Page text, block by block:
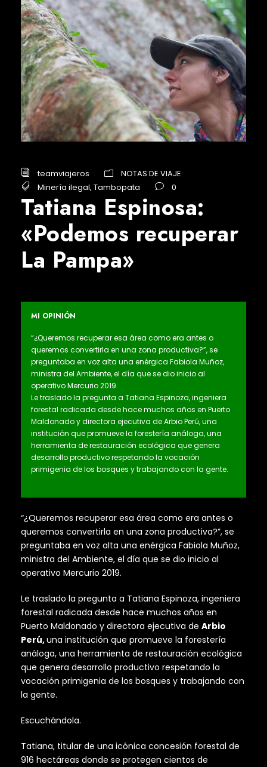
teamviajeros
NOTAS DE VIAJE
Minería ilegal, Tambopata 0
Tatiana Espinosa:
«Podemos recuperar
La Pampa»
MI OPINIÓN
“¿Queremos recuperar esa área como era antes o
queremos convertirla en una zona productiva?”, se
preguntaba en voz alta una enérgica Fabiola Muñoz,
ministra del Ambiente, el día que se dio inicio al
operativo Mercurio 2019.
Le traslado la pregunta a Tatiana Espinoza, ingeniera
forestal radicada desde hace muchos años en Puerto
Maldonado y directora ejecutiva de Arbio Perú, una
institución que promueve la forestería análoga, una
herramienta de restauración ecológica que genera
desarrollo productivo respetando la vocación
primigenia de los bosques y trabajando con la gente.
“¿Queremos recuperar esa área como era antes o
queremos convertirla en una zona productiva?”, se
preguntaba en voz alta una enérgica Fabiola Muñoz,
ministra del Ambiente, el día que se dio inicio al
operativo Mercurio 2019.
Le traslado la pregunta a Tatiana Espinoza, ingeniera
forestal radicada desde hace muchos años en
Puerto Maldonado y directora ejecutiva de Arbio
Perú,una institución que promueve la forestería
análoga, una herramienta de restauración ecológica
que genera desarrollo productivo respetando la
vocación primigenia de los bosques y trabajando con
la gente.
Escuchándola.
Tatiana, titular de una icónica concesión forestal de
916 hectáreas donde se protegen cientos de